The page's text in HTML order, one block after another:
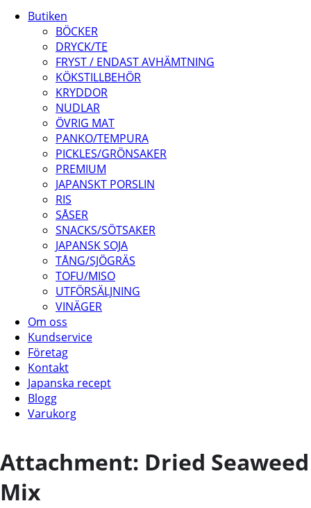
Butiken
BÖCKER
DRYCK/TE
FRYST / ENDAST AVHÄMTNING
KÖKSTILLBEHÖR
KRYDDOR
NUDLAR
ÖVRIG MAT
PANKO/TEMPURA
PICKLES/GRÖNSAKER
PREMIUM
JAPANSKT PORSLIN
RIS
SÅSER
SNACKS/SÖTSAKER
JAPANSK SOJA
TÅNG/SJÖGRÄS
TOFU/MISO
UTFÖRSÄLJNING
VINÄGER
Om oss
Kundservice
Företag
Kontakt
Japanska recept
Blogg
Varukorg
Attachment: Dried Seaweed
Mix